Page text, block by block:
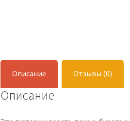
Описание Отзывы (0)
Описание